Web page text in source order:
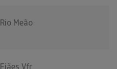
Rio Meão
Fiães Vfr